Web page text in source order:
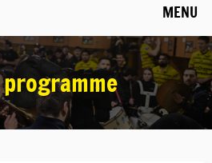
MENU
programme